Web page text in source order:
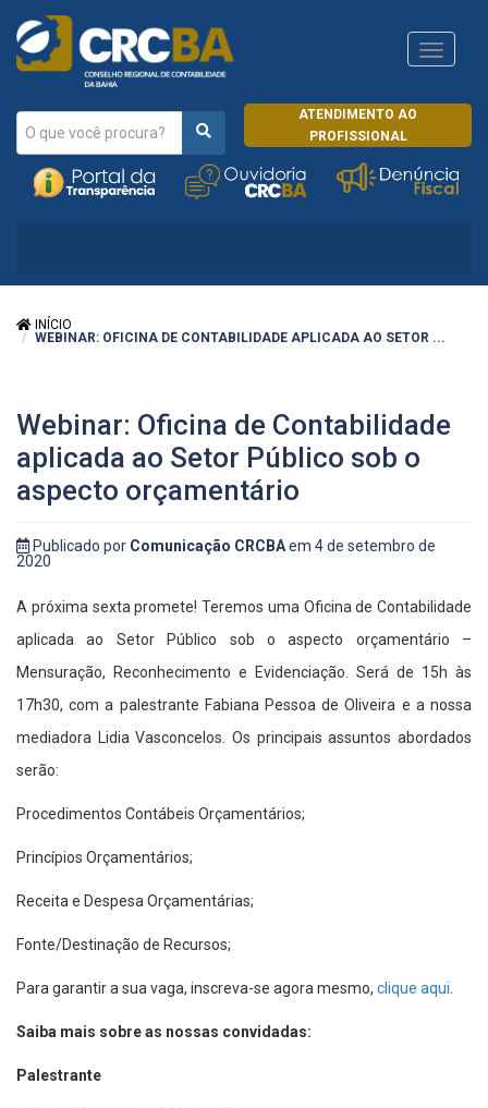
ATENDIMENTO AO
PROFISSIONAL
CRCRJ
INÍCIO
WEBINAR: OFICINA DE CONTABILIDADE APLICADA AO SETOR ...
Webinar: Oficina de Contabilidade
aplicada ao Setor Público sob o
aspecto orçamentário
Publicado por Comunicação CRCBAem 4 de setembro de
2020
A próxima sexta promete! Teremos uma Oficina de Contabilidade
aplicada ao Setor Público sob o aspecto orçamentário –
Mensuração, Reconhecimento e Evidenciação. Será de 15h às
17h30, com a palestrante Fabiana Pessoa de Oliveira e a nossa
mediadora Lidia Vasconcelos. Os principais assuntos abordados
serão:
Procedimentos Contábeis Orçamentários;
Princípios Orçamentários;
Receita e Despesa Orçamentárias;
Fonte/Destinação de Recursos;
Para garantir a sua vaga, inscreva-se agora mesmo, clique aqui
Saiba mais sobre as nossas convidadas:
Palestrante